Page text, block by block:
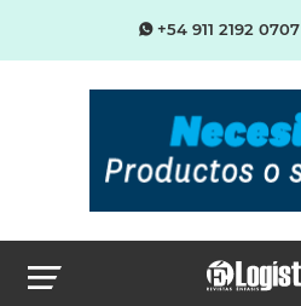
+54 911 2192 0707